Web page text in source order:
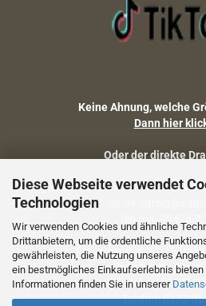
Diese Webseite verwendet
Technologien
Wir verwenden Cookies und ähnliche
Drittanbietern, um die ordentliche
gewährleisten, die Nutzung unseres
ein bestmögliches Einkaufserlebnis bieten
Informationen finden Sie in unserer
Keine Ahnung, welche
Dann hier
Oder der direkte
Fragen zu Artikelmaßen,
Telefon: 09474-
Fragen zum Artikel
email:
Telefon: 09474-
Telefon: 0172-